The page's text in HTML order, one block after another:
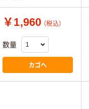
￥1,960 （税込）
数量
カゴへ